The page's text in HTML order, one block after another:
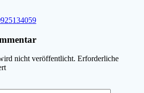
nicht veröffentlicht. Erforderliche